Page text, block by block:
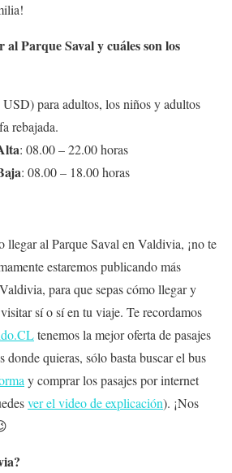
Parque Saval y cuáles son los
para adultos, los niños y adultos
rebajada.
: 08.00 – 22.00 horas
: 08.00 – 18.00 horas
llegar al Parque Saval en Valdivia, ¡no te
estaremos publicando más
para que sepas cómo llegar y
sí o sí en tu viaje. Te recordamos
tenemos la mejor oferta de pasajes
donde quieras, sólo basta buscar el bus
y comprar los pasajes por internet
ver el video de explicación). ¡Nos